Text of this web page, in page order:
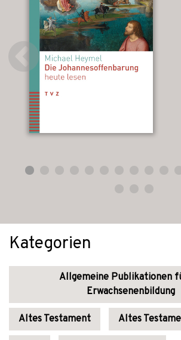
Kategorien
Allgemeine Publikationen
Erwachsenenbildung
Altes Testament Altes